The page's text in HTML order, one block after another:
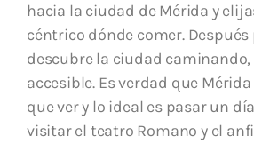
hacia la ciudad de Mérida y
céntrico dónde comer. Después
descubre la ciudad caminando,
accesible. Es verdad que
que ver y lo ideal es pasar un
visitar el teatro Romano y el